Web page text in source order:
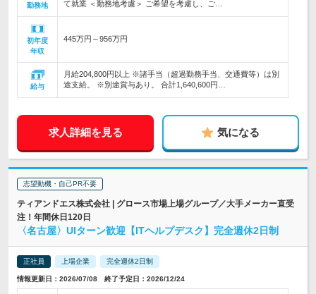
勤務地 て就業 ＜勤務地考慮＞ ご希望を考慮し、ご…
初年度
年収
445万円～956万円
給与
月給204,800円以上 ※諸手当（超過勤務手当、交通費等）は別
途支給。 ※別途賞与あり。 合計1,640,600円…
求人詳細を見る 気になる
志望動機・自己PR不要
ティアンドエス株式会社 | グロース市場上場グループ／大手メーカー直受
注！年間休日120日
〈名古屋〉UIターン歓迎【ITヘルプデスク】完全週休2日制
正社員 上場企業 完全週休2日制
情報更新日：2026/07/08 終了予定日：2026/12/24